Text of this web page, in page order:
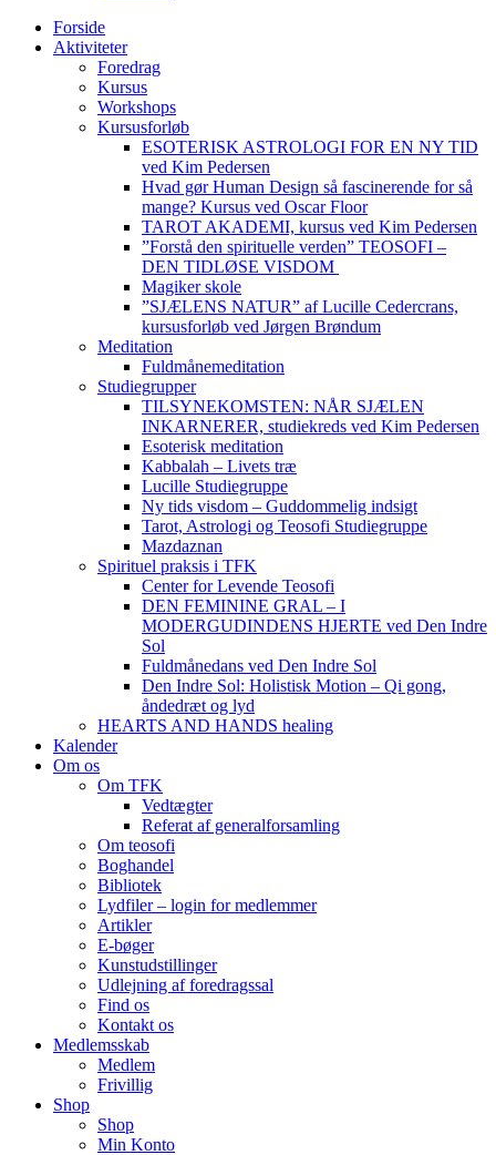
Forside
Aktiviteter
Foredrag
Kursus
Workshops
Kursusforløb
ESOTERISK ASTROLOGI FOR EN NY TID
ved Kim Pedersen
Hvad gør Human Design så fascinerende for så
mange? Kursus ved Oscar Floor
TAROT AKADEMI, kursus ved Kim Pedersen
”Forstå den spirituelle verden” TEOSOFI –
DEN TIDLØSE VISDOM
Magiker skole
”SJÆLENS NATUR” af Lucille Cedercrans,
kursusforløb ved Jørgen Brøndum
Meditation
Fuldmånemeditation
Studiegrupper
TILSYNEKOMSTEN: NÅR SJÆLEN
INKARNERER, studiekreds ved Kim Pedersen
Esoterisk meditation
Kabbalah – Livets træ
Lucille Studiegruppe
Ny tids visdom – Guddommelig indsigt
Tarot, Astrologi og Teosofi Studiegruppe
Mazdaznan
Spirituel praksis i TFK
Center for Levende Teosofi
DEN FEMININE GRAL – I
MODERGUDINDENS HJERTE ved Den Indre
Sol
Fuldmånedans ved Den Indre Sol
Den Indre Sol: Holistisk Motion – Qi gong,
åndedræt og lyd
HEARTS AND HANDS healing
Kalender
Om os
Om TFK
Vedtægter
Referat af generalforsamling
Om teosofi
Boghandel
Bibliotek
Lydfiler – login for medlemmer
Artikler
E-bøger
Kunstudstillinger
Udlejning af foredragssal
Find os
Kontakt os
Medlemsskab
Medlem
Frivillig
Shop
Shop
Min Konto